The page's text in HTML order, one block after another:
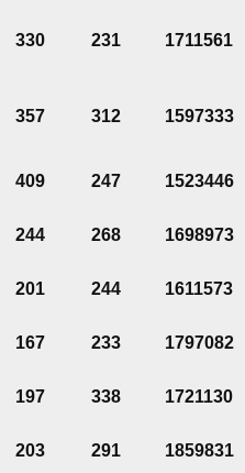
330 231 1711561
357 312 1597333
409 247 1523446
244 268 1698973
201 244 1611573
167 233 1797082
197 338 1721130
203 291 1859831